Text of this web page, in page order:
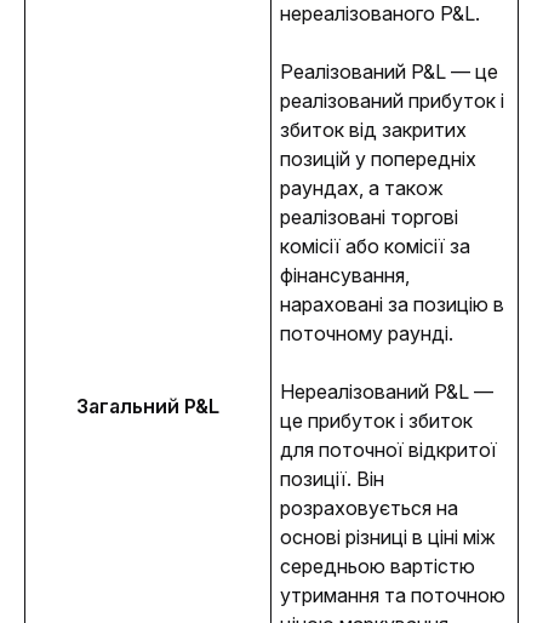
Загальний P&L
нереалізованого P&L.
Реалізований P&L — це
реалізований прибуток і
збиток від закритих
позицій у попередніх
раундах, а також
реалізовані торгові
комісії або комісії за
фінансування,
нараховані за позицію в
поточному раунді.
Нереалізований P&L —
це прибуток і збиток
для поточної відкритої
позиції. Він
розраховується на
основі різниці в ціні між
середньою вартістю
утримання та поточною